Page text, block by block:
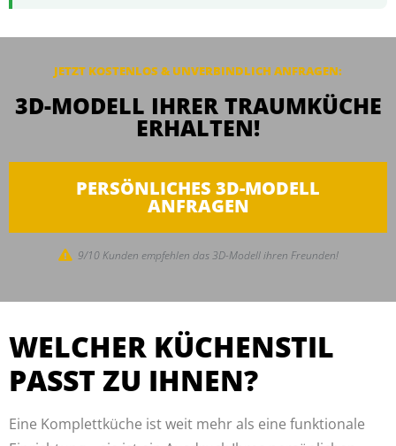
JETZT KOSTENLOS & UNVERBINDLICH ANFRAGEN:
3D-MODELL IHRER TRAUMKÜCHE
ERHALTEN!
PERSÖNLICHES 3D-MODELL
ANFRAGEN
9/10 Kunden empfehlen das 3D-Modell ihren Freunden!
WELCHER KÜCHENSTIL
PASST ZU IHNEN?
Eine Komplettküche ist weit mehr als eine funktionale